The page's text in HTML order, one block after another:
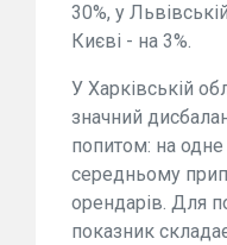
30%, у
Києві - на 3%.
У Харківській
значний
попитом: на
середньому
орендарів. Для
показник